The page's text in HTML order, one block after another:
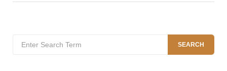
for:
SEARCH